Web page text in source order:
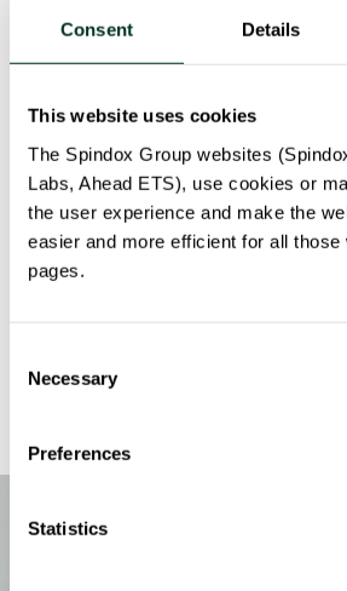
Consent Details
This website uses cookies
The Spindox Group websites
Labs, Ahead ETS), use cookies or
the user experience and make the
easier and more efficient for all
pages.
Selection
Necessary
Preferences
Statistics
ma i tempi di produzione previsti per
personalizzazione del prodotto. È
tra il momento dell’acquisto e quello
concessionaria intercorrano mesi.
scandito da una comunicazione che
attentamente sui customer con un
emozionale, attraverso l’uso di